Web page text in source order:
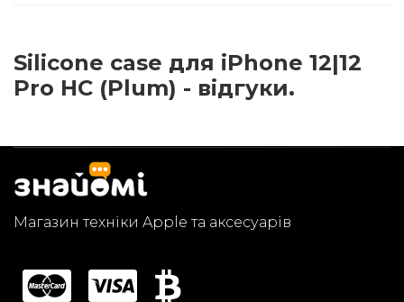
Silicone case для iPhone 12|12
Pro HC (Plum) - відгуки.
Магазин техніки Apple та аксесуарів